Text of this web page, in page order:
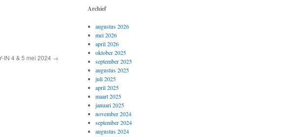
IN 4 & 5 mei 2024 →
Archief
augustus 2026
mei 2026
april 2026
oktober 2025
september 2025
augustus 2025
juli 2025
april 2025
maart 2025
januari 2025
november 2024
september 2024
augustus 2024